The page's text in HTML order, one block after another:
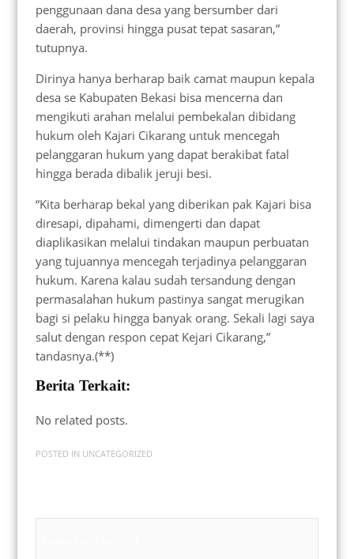
penggunaan dana desa yang bersumber dari
daerah, provinsi hingga pusat tepat sasaran,”
tutupnya.
Dirinya hanya berharap baik camat maupun kepala
desa se Kabupaten Bekasi bisa mencerna dan
mengikuti arahan melalui pembekalan dibidang
hukum oleh Kajari Cikarang untuk mencegah
pelanggaran hukum yang dapat berakibat fatal
hingga berada dibalik jeruji besi.
“Kita berharap bekal yang diberikan pak Kajari bisa
diresapi, dipahami, dimengerti dan dapat
diaplikasikan melalui tindakan maupun perbuatan
yang tujuannya mencegah terjadinya pelanggaran
hukum. Karena kalau sudah tersandung dengan
permasalahan hukum pastinya sangat merugikan
bagi si pelaku hingga banyak orang. Sekali lagi saya
salut dengan respon cepat Kejari Cikarang,”
tandasnya.(**)
Berita Terkait:
No related posts.
POSTED IN UNCATEGORIZED